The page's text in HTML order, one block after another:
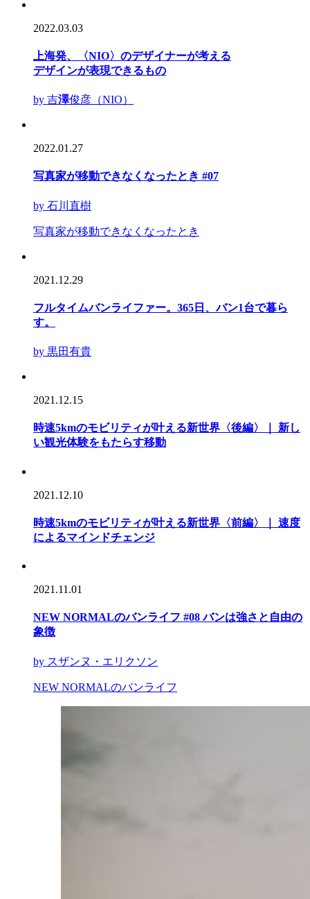
2022.03.03
上海発、〈NIO〉のデザイナーが考える
デザインが表現できるもの
by 吉澤俊彦（NIO）
2022.01.27
写真家が移動できなくなったとき #07
by 石川直樹
写真家が移動できなくなったとき
2021.12.29
フルタイムバンライファー。365日、バン1台で暮ら
す。
by 黒田有貴
2021.12.15
時速5kmのモビリティが叶える新世界〈後編〉｜ 新し
い観光体験をもたらす移動
2021.12.10
時速5kmのモビリティが叶える新世界〈前編〉｜ 速度
によるマインドチェンジ
2021.11.01
NEW NORMALのバンライフ #08 バンは強さと自由の
象徴
by スザンヌ・エリクソン
NEW NORMALのバンライフ